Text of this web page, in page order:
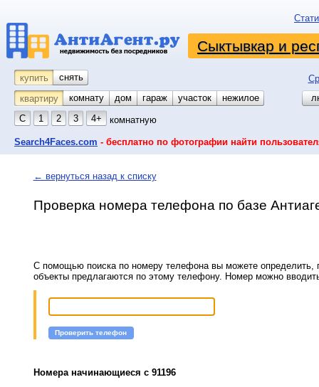
Сыктывкар и
купить снять
квартиру
комнату койко-место
дом гараж участок
нежилое
С
1 2 3 4+ комнатную
Search4Faces.com - бесплатно по фотографии найти
← вернуться назад к списку
Проверка номера телефона по базе
С помощью поиска по номеру телефона вы можете определить,
объекты предлагаются по этому телефону. Номер можно
Проверить телефон
Номера начинающиеся с 91196